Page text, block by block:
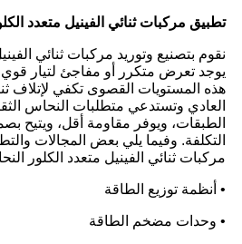
تطبيق مركبات ثنائي الفينيل متعدد
نقوم بتصنيع وتوريد مركبات ثنائي
يوجد تعرض متكرر أو مفاجئ لتيار قوي
هذه المستويات القصوى تكفي لإتلاف
العادي وتستدعي متطلبات النحاس
الطبقات، ويوفر مقاومة أقل، ويتيح
التكلفة. وفيما يلي بعض المجالات
مركبات ثنائي الفينيل متعدد الكلور
• أنظمة توزيع الطاقة
• وحدات مضخم الطاقة